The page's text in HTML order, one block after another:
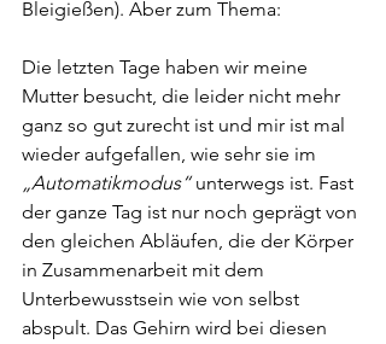
Bleigießen). Aber zum Thema:
Die letzten Tage haben wir meine
Mutter besucht, die leider nicht mehr
ganz so gut zurecht ist und mir ist mal
wieder aufgefallen, wie sehr sie im
„Automatikmodus“ unterwegs ist. Fast
der ganze Tag ist nur noch geprägt von
den gleichen Abläufen, die der Körper
in Zusammenarbeit mit dem
Unterbewusstsein wie von selbst
abspult. Das Gehirn wird bei diesen